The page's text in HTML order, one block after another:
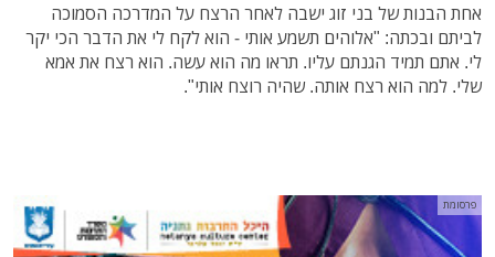
אחת הבנות של בני זוג ישבה לאחר הרצח על המדרכה הסמוכה
לביתם ובכתה: "אלוהים תשמע אותי - הוא לקח לי את הדבר הכי יקר
לי. אתם תמיד הגנתם עליו. תראו מה הוא עשה. הוא רצח את אמא
שלי. למה הוא רצח אותה. שהיה רוצח אותי".
פרסומת